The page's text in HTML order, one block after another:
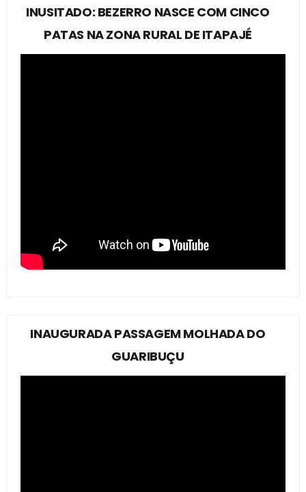
INUSITADO: BEZERRO NASCE COM CINCO
PATAS NA ZONA RURAL DE ITAPAJÉ
INAUGURADA PASSAGEM MOLHADA DO
GUARIBUÇU